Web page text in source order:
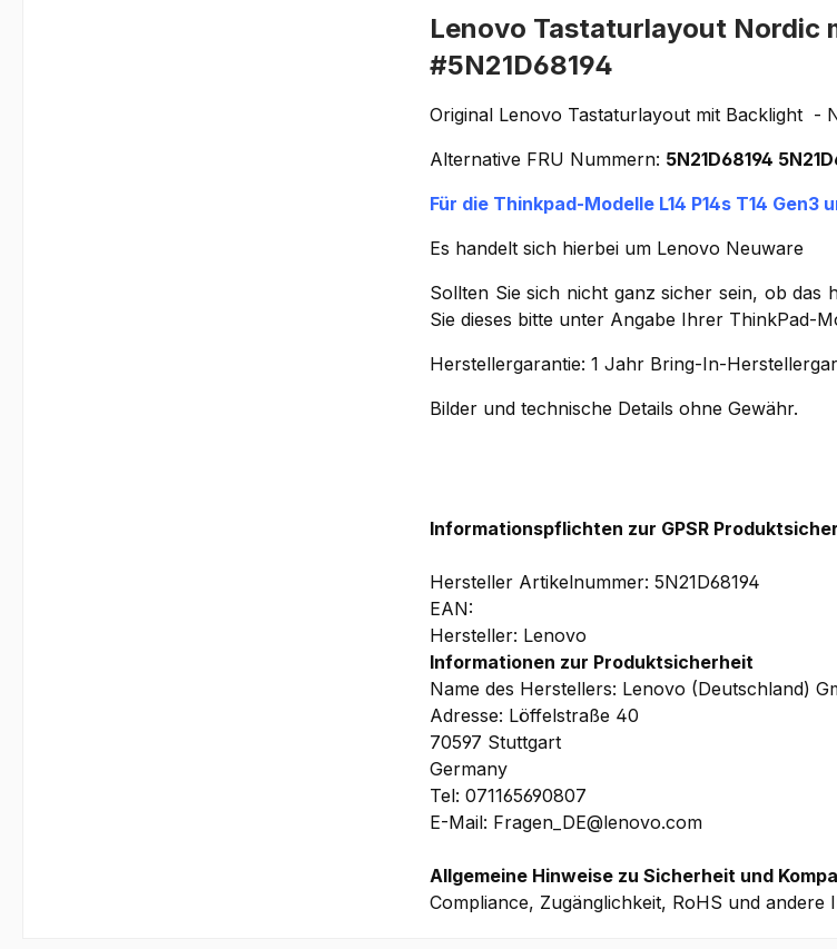
Lenovo Tastaturlayout Nordic
#5N21D68194
Original Lenovo Tastaturlayout mit Backlight -
Alternative FRU Nummern: 5N21D68194
Für die Thinkpad-Modelle L14 P14s T14 Gen3
Es handelt sich hierbei um Lenovo Neuware
Sollten Sie sich nicht ganz sicher sein, ob
Sie dieses bitte unter Angabe Ihrer ThinkPad-
Herstellergarantie: 1 Jahr Bring-In-
Bilder und technische Details ohne Gewähr.
Informationspflichten zur GPSR
Hersteller Artikelnummer: 5N21D68194
EAN:
Hersteller: Lenovo
Informationen zur Produktsicherheit
Name des Herstellers: Lenovo (Deutschland)
Adresse: Löffelstraße 40
70597 Stuttgart
Germany
Tel: 071165690807
E-Mail: Fragen_DE@lenovo.com
Allgemeine Hinweise zu Sicherheit und
Compliance, Zugänglichkeit, RoHS und andere